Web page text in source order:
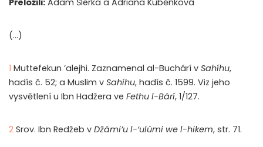
Přeložili: Adam Šlerka a Adriana Kuběnková
(…)
1 Muttefekun ‘alejhi. Zaznamenal al-Buchárí v Sahíhu,
hadís č. 52; a Muslim v Sahíhu, hadís č. 1599. Viz jeho
vysvětlení u Ibn Hadžera ve Fethu l-Bárí, 1/127.
2 Srov. Ibn Redžeb v Džámi’u l-‘ulúmi we l-hikem, str. 71.